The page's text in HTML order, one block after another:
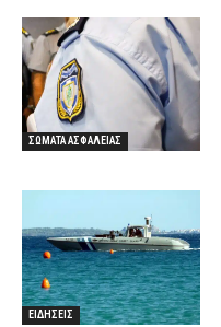
ΣΩΜΑΤΑ ΑΣΦΑΛΕΙΑΣ
ΕΙΔΗΣΕΙΣ